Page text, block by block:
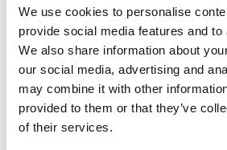
We use cookies to personalise
provide social media features and
We also share information about
our social media, advertising and
may combine it with other
provided to them or that they’ve
of their services.
интегрированными рейлингами.
Toggle features
Все характеристики